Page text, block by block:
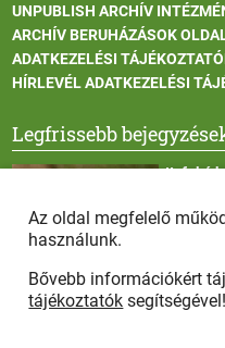
UNPUBLISH ARCHÍV
ARCHÍV BERUHÁZÁSOK
ADATKEZELÉSI
HÍRLEVÉL ADATKEZELÉSI
Legfrissebb
II. fokú
Az oldal megfelelő
használunk.
Bővebb információkért
tájékoztatók segítségével!